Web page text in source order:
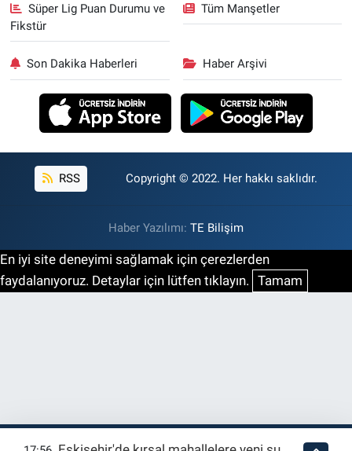
Süper Lig Puan Durumu ve
Fikstür
Tüm Manşetler
Son Dakika Haberleri Haber Arşivi
RSS Copyright © 2022. Her hakkı saklıdır.
Haber Yazılımı: TE Bilişim
En iyi site deneyimi sağlamak için çerezlerden
faydalanıyoruz. Detaylar için lütfen tıklayın. Tamam